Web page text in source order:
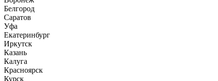
Белгород
Саратов
Уфа
Екатеринбург
Иркутск
Казань
Калуга
Красноярск
Курск